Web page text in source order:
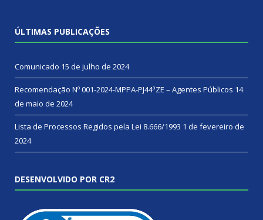
ÚLTIMAS PUBLICAÇÕES
Comunicado 15 de julho de 2024
Recomendação Nº 001-2024-MPPA-PJ44ªZE – Agentes Públicos 14
de maio de 2024
Lista de Processos Regidos pela Lei 8.666/1993 1 de fevereiro de
2024
DESENVOLVIDO POR CR2